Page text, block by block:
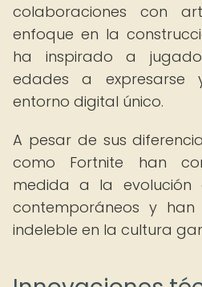
colaboraciones con
enfoque en la
ha inspirado a
edades a
entorno digital único.
A pesar de sus
como Fortnite han
medida a la evolución
contemporáneos y
indeleble en la cultura